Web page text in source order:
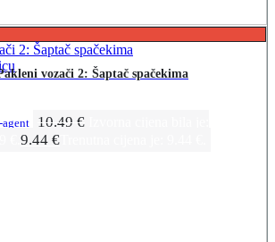
vozači 2: Šaptač spačekima
10.49 €
9.44 €